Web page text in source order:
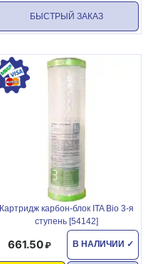
БЫСТРЫЙ ЗАКАЗ
Картридж карбон-блок ITA Bio 3-я
ступень [54142]
В НАЛИЧИИ ✓
661.50